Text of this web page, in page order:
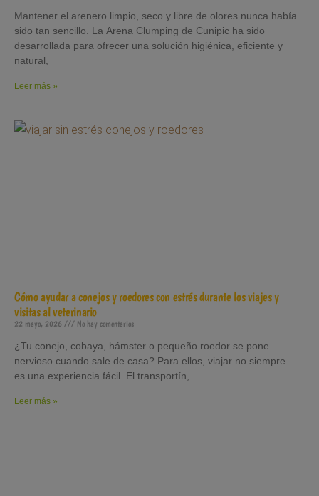
Mantener el arenero limpio, seco y libre de olores nunca había
sido tan sencillo. La Arena Clumping de Cunipic ha sido
desarrollada para ofrecer una solución higiénica, eficiente y
natural,
Leer más »
Cómo ayudar a conejos y roedores con estrés durante los viajes y
visitas al veterinario
22 mayo, 2026 No hay comentarios
¿Tu conejo, cobaya, hámster o pequeño roedor se pone
nervioso cuando sale de casa? Para ellos, viajar no siempre
es una experiencia fácil. El transportín,
Leer más »